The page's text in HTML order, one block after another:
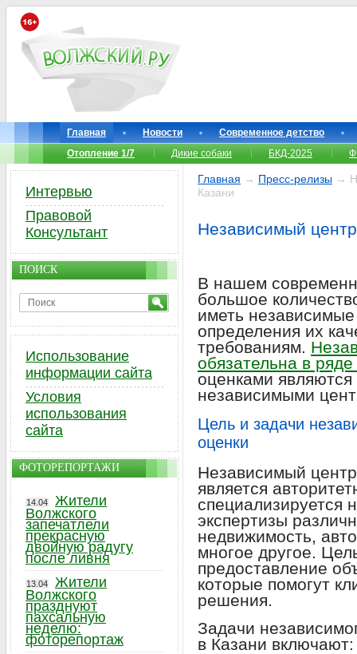
Главная Новости
Современное детство
Отопление 1/7
Дикие собаки БКД-2025
Главная → Пресс-релизы →
Казани
Независимый
В нашем
большое
иметь
определения их
требованиям.
обязательна в
оценками
независимыми
Цель и задачи
оценки
Независимый
является
специализируется
экспертизы
недвижимость,
многое другое.
предоставление
которые помогут
решения.
Задачи
в Казани включают:
Интервью
Правовой
Консультант
ПОИСК
Использование
информации сайта
Условия
использования
сайта
ФОТОРЕПОРТАЖИ
14.04
Жители
Волжского
запечатлели
прекрасную
двойную радугу
после ливня
13.04
Жители
Волжского
празднуют
пахсальную
неделю:
фоторепортаж